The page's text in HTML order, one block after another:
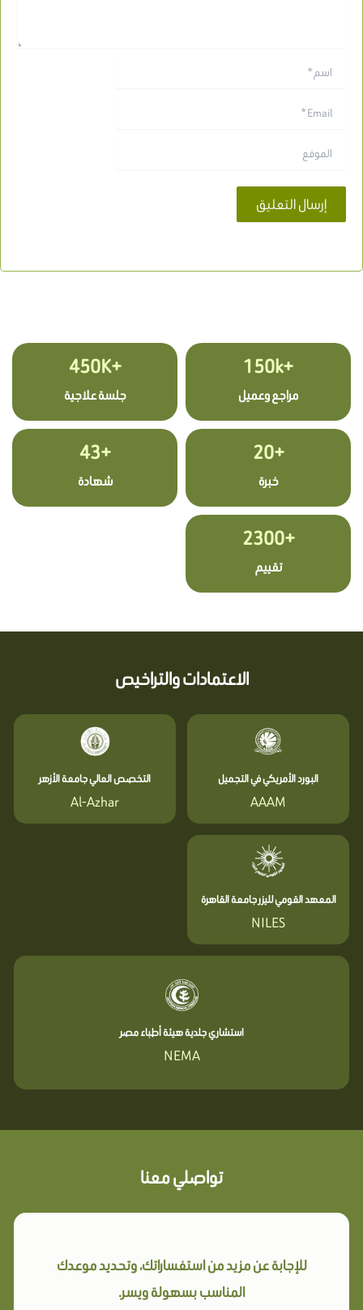
+150k
مراجع وعميل
+450K
جلسة علاجية
+20
خبرة
+43
شهادة
+2300
تقييم
الاعتمادات والتراخيص
البورد الأمريكي في التجميل
AAAM
التخصص العالي جامعة الأزهر
Al-Azhar
المعهد القومي لليزر جامعة القاهرة
NILES
استشاري جلدية هيئة أطباء مصر
NEMA
تواصلي معنا
للإجابة عن مزيد من استفساراتك، وتحديد موعدك
المناسب بسهولة ويسر.